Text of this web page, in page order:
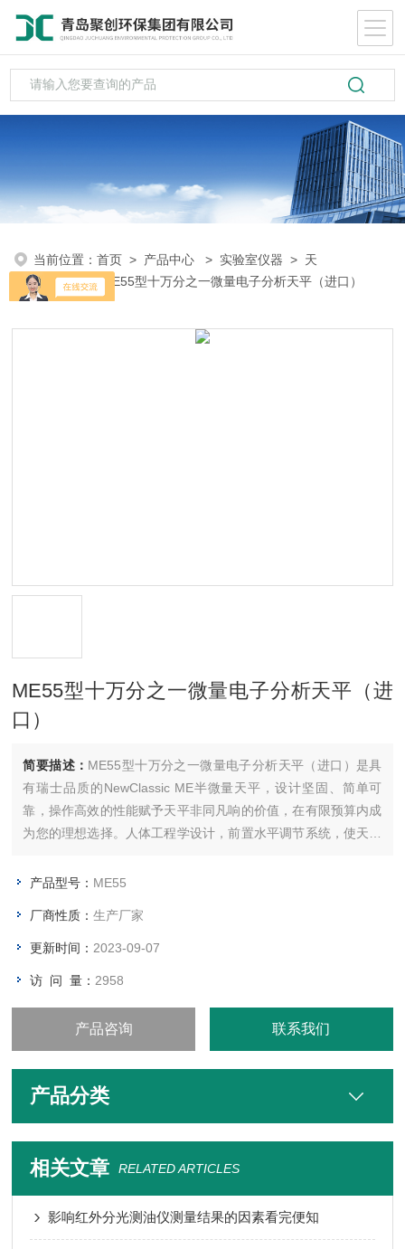
当前位置：首页 > 产品中心 > 实验室仪器 > 天
平
> ME55ME55型十万分之一微量电子分析天平（进口）
ME55型十万分之一微量电子分析天平（进
口）
简要描述： ME55型十万分之一微量电子分析天平（进口）是具
有瑞士品质的NewClassic ME半微量天平，设计坚固、简单可
靠，操作高效的性能赋予天平非同凡响的价值，在有限预算内成
为您的理想选择。人体工程学设计，前置水平调节系统，使天平
量变得轻松高效，人性化的设计让您的各种称量应用功能唾手可
单。N
产品型号： ME55
厂商性质：生产厂家
更新时间： 2023-09-07
访 问 量： 2958
产品咨询 联系我们
产品分类
相关文章 RELATED ARTICLES
影响红外分光测油仪测量结果的因素看完便知